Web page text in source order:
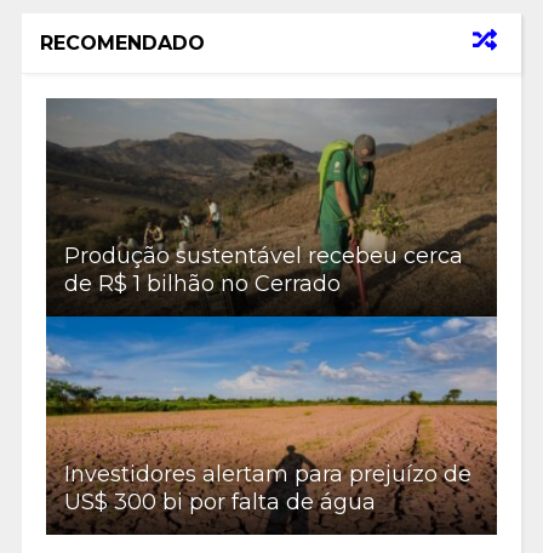
RECOMENDADO
Produção sustentável recebeu cerca
de R$ 1 bilhão no Cerrado
Investidores alertam para prejuízo de
US$ 300 bi por falta de água